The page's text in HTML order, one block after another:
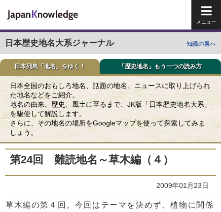
日本歴史地名大系ジャーナル 知識の泉へ
日本列島「地名」をゆく！ 「歴史地名」もう一つの読み方
日本全国のおもしろ地名、話題の地名、ニュースに取り上げられ
た地名などをご紹介。
地名の由来、歴史、風土に至るまで、JK版「日本歴史地名大系」
を駆使して解説します。
さらに、その地名の場所をGoogleマップを使って探索してみま
しょう。
第24回 難読地名～草木編（４）
2009年01月23日
草木編の第４回。今回はテーマを決めず、植物に関係